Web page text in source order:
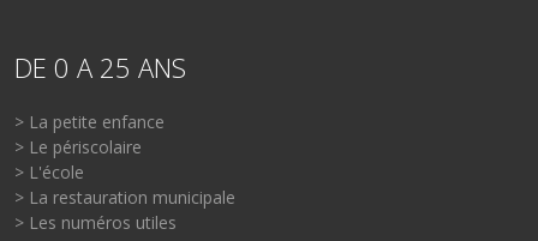
DE 0 A 25 ANS
> La petite enfance
> Le périscolaire
> L'école
> La restauration municipale
> Les numéros utiles